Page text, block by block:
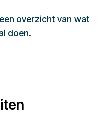
overzicht van wat
doen.